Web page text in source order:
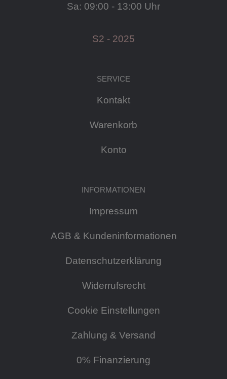
Sa: 09:00 - 13:00 Uhr
S2 - 2025
SERVICE
Kontakt
Warenkorb
Konto
INFORMATIONEN
Impressum
AGB & Kundeninformationen
Datenschutzerklärung
Widerrufsrecht
Cookie Einstellungen
Zahlung & Versand
0% Finanzierung